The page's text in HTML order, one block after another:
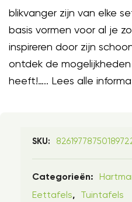
blikvanger zijn van elke
basis vormen voor al je
inspireren door zijn
ontdek de
heeft!….. Lees alle
SKU:
Categorieën:
Eettafels, Tuintafels